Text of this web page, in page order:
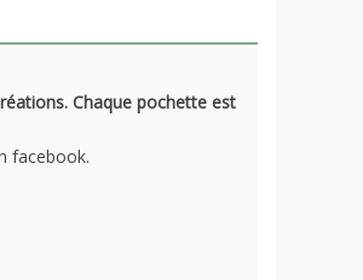
Chaque pochette est
facebook.